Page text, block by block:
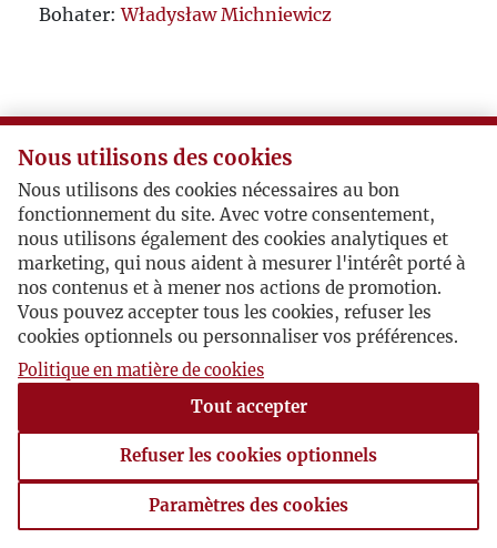
Bohater:Władysław Michniewicz
Nous utilisons des cookies
Nous utilisons des cookies nécessaires au bon
fonctionnement du site. Avec votre consentement,
nous utilisons également des cookies analytiques et
marketing, qui nous aident à mesurer l'intérêt porté à
nos contenus et à mener nos actions de promotion.
Vous pouvez accepter tous les cookies, refuser les
cookies optionnels ou personnaliser vos préférences.
Politique en matière de cookies
Tout accepter
Refuser les cookies optionnels
Paramètres des cookies
Paramètres des cookies